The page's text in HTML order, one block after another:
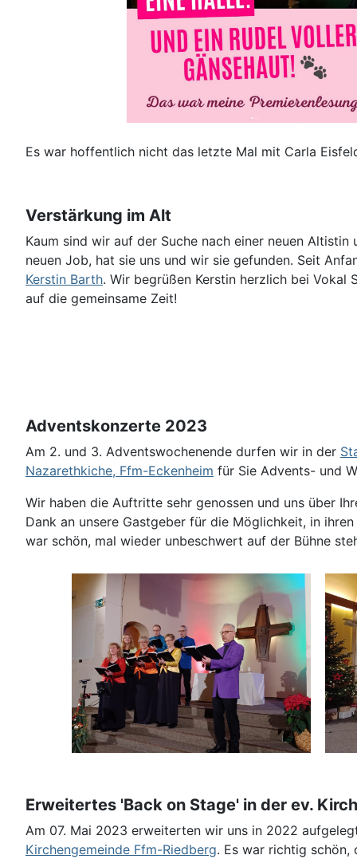
Es war hoffentlich nicht das letzte Mal mit Carla
Verstärkung im Alt
Kaum sind wir auf der Suche nach einer neuen Altistin
neuen Job, hat sie uns und wir sie gefunden. Seit
Kerstin Barth. Wir begrüßen Kerstin herzlich bei Vokal
auf die gemeinsame Zeit!
Adventskonzerte 2023
Am 2. und 3. Adventswochenende durfen wir in der
Nazarethkiche, Ffm-Eckenheim für Sie Advents- und
Wir haben die Auftritte sehr genossen und uns über
Dank an unsere Gastgeber für die Möglichkeit, in
war schön, mal wieder unbeschwert auf der Bühne
Erweitertes 'Back on Stage' in der ev.
Am 07. Mai 2023 erweiterten wir uns in 2022
Kirchengemeinde Ffm-Riedberg. Es war richtig schön,